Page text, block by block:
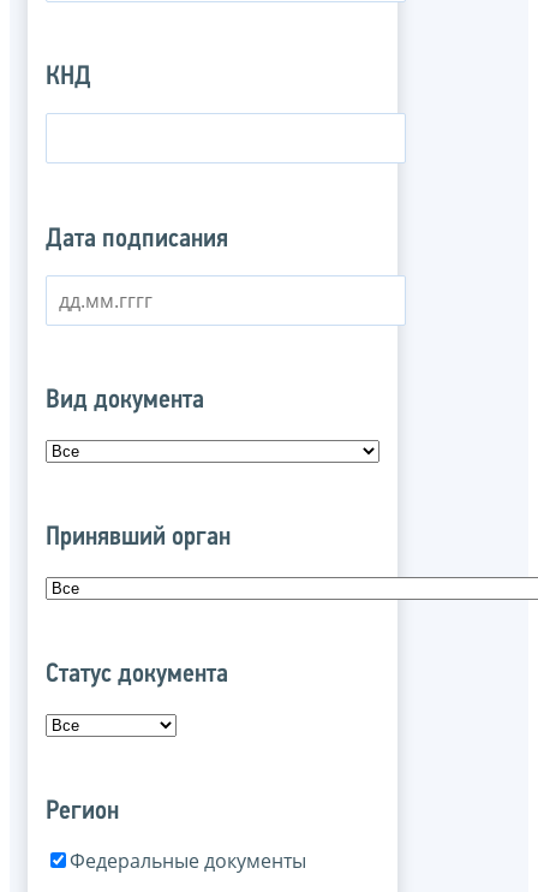
КНД
Дата подписания
Вид документа
Принявший орган
Статус документа
Регион
Федеральные документы